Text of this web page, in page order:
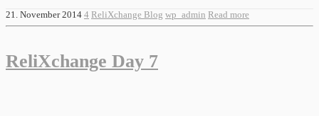
21. November 2014 4 ReliXchange Blog wp_admin Read more
ReliXchange Day 7